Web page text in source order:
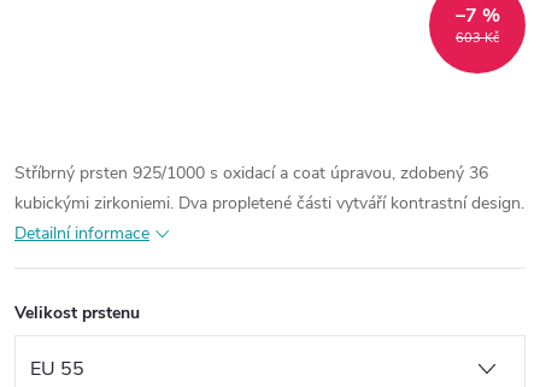
603 Kč
–7 %
Stříbrný prsten 925/1000 s oxidací a coat úpravou, zdobený 36
kubickými zirkoniemi. Dva propletené části vytváří kontrastní design.
Detailní informace
Velikost prstenu